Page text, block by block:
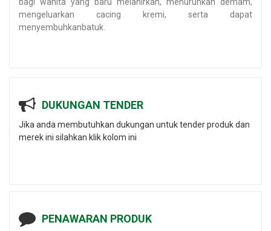
mengeluarkan cacing kremi, serta dapat
menyembuhkanbatuk.
DUKUNGAN TENDER
Jika anda membutuhkan dukungan untuk tender produk dan
merek ini silahkan klik kolom ini
PENAWARAN PRODUK